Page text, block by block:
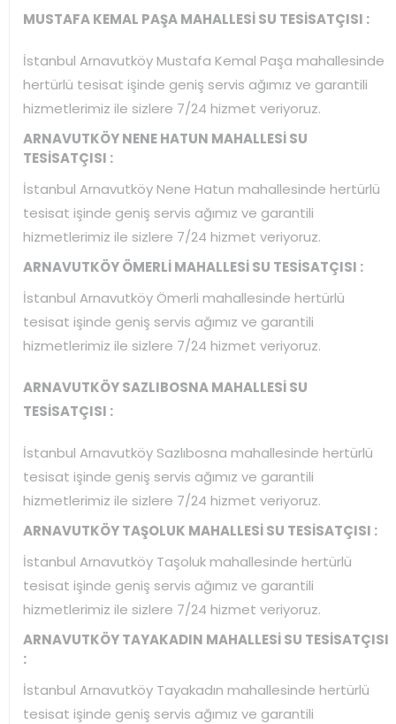
MUSTAFA KEMAL PAŞA MAHALLESİ SU TESİSATÇISI :
İstanbul Arnavutköy Mustafa Kemal Paşa mahallesinde
hertürlü tesisat işinde geniş servis ağımız ve garantili
hizmetlerimiz ile sizlere 7/24 hizmet veriyoruz.
ARNAVUTKÖY NENE HATUN MAHALLESİ SU
TESİSATÇISI :
İstanbul Arnavutköy Nene Hatun mahallesinde hertürlü
tesisat işinde geniş servis ağımız ve garantili
hizmetlerimiz ile sizlere 7/24 hizmet veriyoruz.
ARNAVUTKÖY ÖMERLİ MAHALLESİ SU TESİSATÇISI :
İstanbul Arnavutköy Ömerli mahallesinde hertürlü
tesisat işinde geniş servis ağımız ve garantili
hizmetlerimiz ile sizlere 7/24 hizmet veriyoruz.
ARNAVUTKÖY SAZLIBOSNA MAHALLESİ SU
TESİSATÇISI :
İstanbul Arnavutköy Sazlıbosna mahallesinde hertürlü
tesisat işinde geniş servis ağımız ve garantili
hizmetlerimiz ile sizlere 7/24 hizmet veriyoruz.
ARNAVUTKÖY TAŞOLUK MAHALLESİ SU TESİSATÇISI :
İstanbul Arnavutköy Taşoluk mahallesinde hertürlü
tesisat işinde geniş servis ağımız ve garantili
hizmetlerimiz ile sizlere 7/24 hizmet veriyoruz.
ARNAVUTKÖY TAYAKADIN MAHALLESİ SU TESİSATÇISI
:
İstanbul Arnavutköy Tayakadın mahallesinde hertürlü
tesisat işinde geniş servis ağımız ve garantili